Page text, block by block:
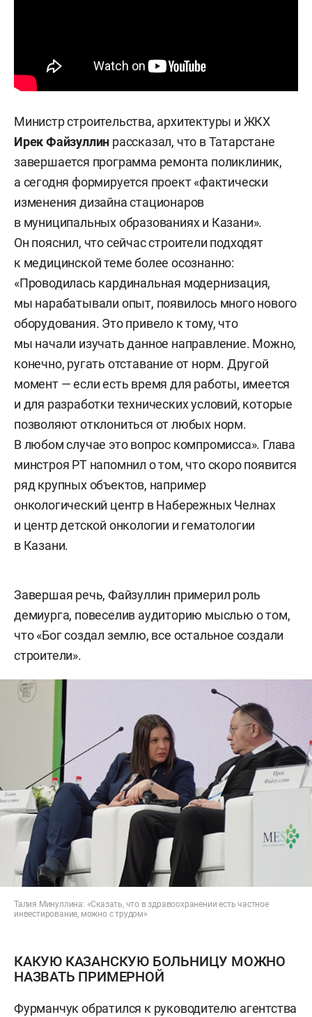
Министр строительства, архитектуры и ЖКХ
Ирек Файзуллин рассказал, что в Татарстане
завершается программа ремонта поликлиник,
а сегодня формируется проект «фактически
изменения дизайна стационаров
в муниципальных образованиях и Казани».
Он пояснил, что сейчас строители подходят
к медицинской теме более осознанно:
«Проводилась кардинальная модернизация,
мы нарабатывали опыт, появилось много нового
оборудования. Это привело к тому, что
мы начали изучать данное направление. Можно,
конечно, ругать отставание от норм. Другой
момент — если есть время для работы, имеется
и для разработки технических условий, которые
позволяют отклониться от любых норм.
В любом случае это вопрос компромисса». Глава
минстроя РТ напомнил о том, что скоро появится
ряд крупных объектов, например
онкологический центр в Набережных Челнах
и центр детской онкологии и гематологии
в Казани.
Завершая речь, Файзуллин примерил роль
демиурга, повеселив аудиторию мыслью о том,
что «Бог создал землю, все остальное создали
строители».
Талия Минуллина: «Сказать, что в здравоохранении есть частное
инвестирование, можно с трудом»
КАКУЮ КАЗАНСКУЮ БОЛЬНИЦУ МОЖНО
НАЗВАТЬ ПРИМЕРНОЙ
Фурманчук обратился к руководителю агентства